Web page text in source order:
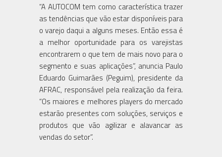
“A AUTOCOM tem como característica trazer
as tendências que vão estar disponíveis para
o varejo daqui a alguns meses. Então essa é
a melhor oportunidade para os varejistas
encontrarem o que tem de mais novo para o
segmento e suas aplicações”, anuncia Paulo
Eduardo Guimarães (Peguim), presidente da
AFRAC, responsável pela realização da feira.
“Os maiores e melhores players do mercado
estarão presentes com soluções, serviços e
produtos que vão agilizar e alavancar as
vendas do setor”.